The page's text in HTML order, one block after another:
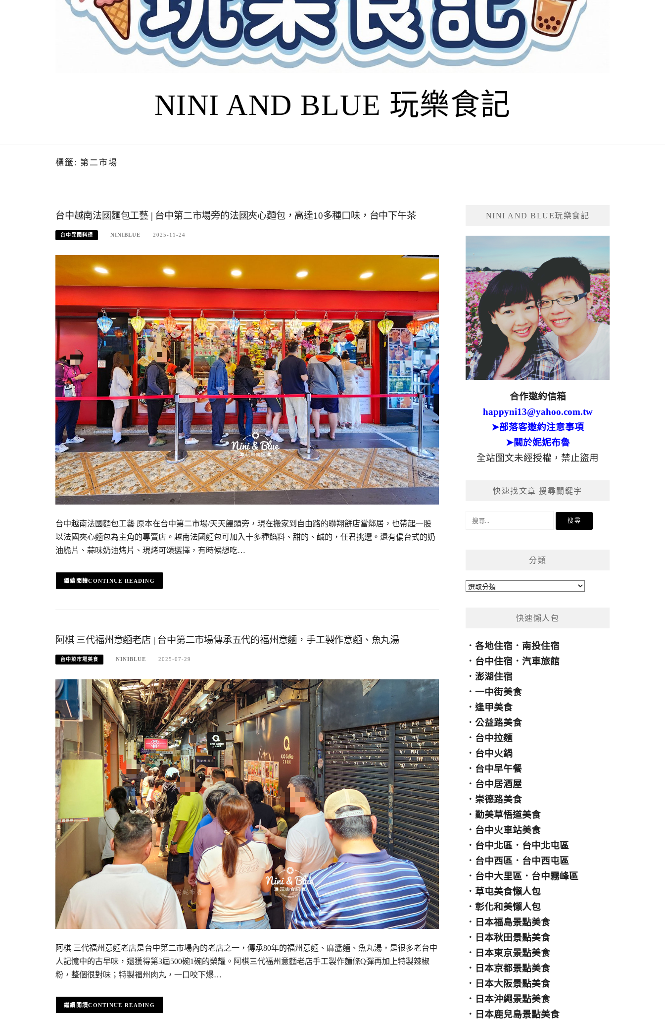
NINI AND BLUE 玩樂食記
標籤: 第二市場
台中越南法國麵包工藝 | 台中第二市場旁的法國夾心麵包，高達10多種口味，台中下午茶
台中異國料理 NINIBLUE 2025-11-24
台中越南法國麵包工藝 原本在台中第二市場/天天饅頭旁，現在搬家到自由路的聯翔餅店當鄰居，也帶起一股
以法國夾心麵包為主角的專賣店。越南法國麵包可加入十多種餡料、甜的、鹹的，任君挑選。還有偏台式的奶
油脆片、蒜味奶油烤片、現烤可頌選擇，有時候想吃…
CONTINUE READING
阿棋 三代福州意麵老店 | 台中第二市場傳承五代的福州意麵，手工製作意麵、魚丸湯
台中菜市場美食 NINIBLUE 2025-07-29
阿棋 三代福州意麵老店是台中第二市場內的老店之一，傳承80年的福州意麵、麻醬麵、魚丸湯，是很多老台中
人記憶中的古早味，還獲得第3屆500碗1碗的榮耀。阿棋三代福州意麵老店手工製作麵條Q彈再加上特製辣椒
粉，整個很對味；特製福州肉丸，一口咬下爆…
CONTINUE READING
NINI AND BLUE玩樂食記
合作邀約信箱
happyni13@yahoo.com.tw
➤部落客邀約注意事項
➤關於妮妮布魯
全站圖文未經授權，禁止盜用
快速找文章 搜尋關鍵字
分類
分
快速懶人包
．各地住宿 ． 南投住宿
． 台中住宿 ．汽車旅館
．澎湖住宿
．一中街美食
．逢甲美食
．公益路美食
． 台中拉麵
． 台中火鍋
． 台中早午餐
． 台中居酒屋
． 崇德路美食
．勤美草悟道美食
． 台中火車站美食
． 台中北區 ． 台中北屯區
． 台中西區 ． 台中西屯區
． 台中大里區 ． 台中霧峰區
． 草屯美食懶人包
．彰化和美懶人包
． 日本福島景點美食
． 日本秋田景點美食
． 日本東京景點美食
． 日本京都景點美食
． 日本大阪景點美食
． 日本沖繩景點美食
． 日本鹿兒島景點美食